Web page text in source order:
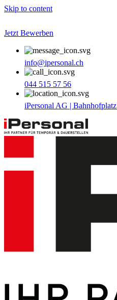
Skip to content
Jetzt Bewerben
info@ipersonal.ch
044 515 57 56
iPersonal AG |